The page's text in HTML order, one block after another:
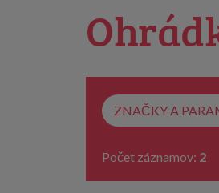
ZNAČKY A
Počet záznamov: 2